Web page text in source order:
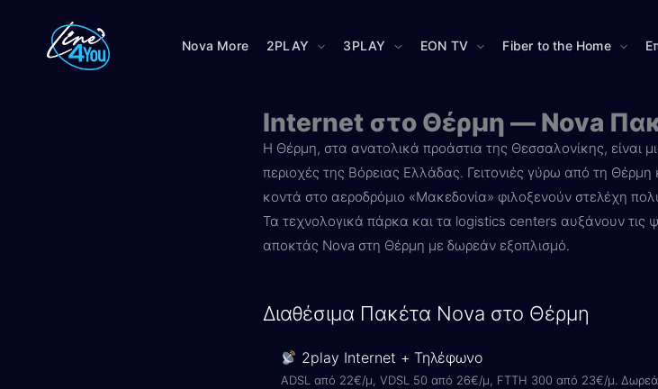
περιεχόμενο
Nova More 2PLAY 3PLAY EON TV Fiber to the Home
Internet στο Θέρμη — Nova
Η Θέρμη, στα ανατολικά προάστια της Θεσσαλονίκης, είναι
περιοχές της Βόρειας Ελλάδας. Γειτονιές γύρω από τη
κοντά στο αεροδρόμιο «Μακεδονία» φιλοξενούν στελέχη
Τα τεχνολογικά πάρκα και τα logistics centers αυξάνουν
αποκτάς Nova στη Θέρμη με δωρεάν εξοπλισμό.
Διαθέσιμα Πακέτα Nova στο Θέρμη
2play Internet + Τηλέφωνο
ADSL από 22€/μ, VDSL 50 από 26€/μ, FTTH 300 από 23€/μ.